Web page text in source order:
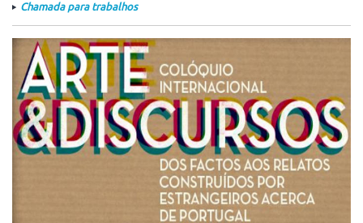
Chamada para trabalhos